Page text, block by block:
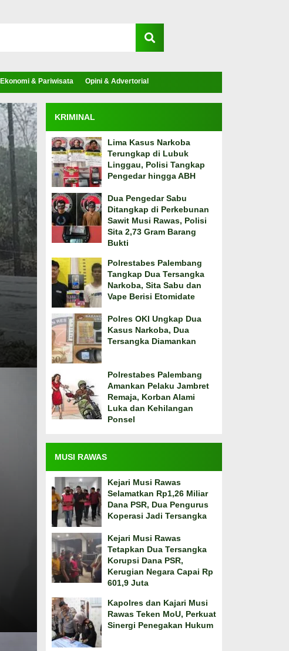
Ekonomi & Pariwisata Opini & Advertorial
KRIMINAL
Lima Kasus Narkoba
Terungkap di Lubuk
Linggau, Polisi Tangkap
Pengedar hingga ABH
Dua Pengedar Sabu
Ditangkap di Perkebunan
Sawit Musi Rawas, Polisi
Sita 2,73 Gram Barang
Bukti
Polrestabes Palembang
Tangkap Dua Tersangka
Narkoba, Sita Sabu dan
Vape Berisi Etomidate
Polres OKI Ungkap Dua
Kasus Narkoba, Dua
Tersangka Diamankan
Polrestabes Palembang
Amankan Pelaku Jambret
Remaja, Korban Alami
Luka dan Kehilangan
Ponsel
MUSI RAWAS
Kejari Musi Rawas
Selamatkan Rp1,26 Miliar
Dana PSR, Dua Pengurus
Koperasi Jadi Tersangka
Kejari Musi Rawas
Tetapkan Dua Tersangka
Korupsi Dana PSR,
Kerugian Negara Capai Rp
601,9 Juta
Kapolres dan Kajari Musi
Rawas Teken MoU, Perkuat
Sinergi Penegakan Hukum